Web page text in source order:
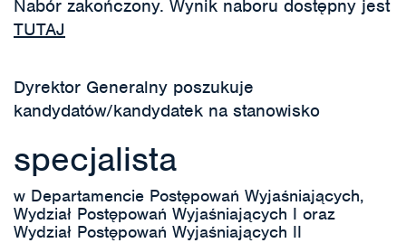
Nabór zakończony. Wynik naboru dostępny jest
TUTAJ
Dyrektor Generalny poszukuje
kandydatów/kandydatek na stanowisko
specjalista
w Departamencie Postępowań Wyjaśniających,
Wydział Postępowań Wyjaśniających I oraz
Wydział Postępowań Wyjaśniających II